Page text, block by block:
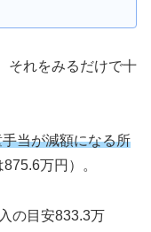
それをみるだけで十
当が減額になる所
万円）。
の目安833.3万